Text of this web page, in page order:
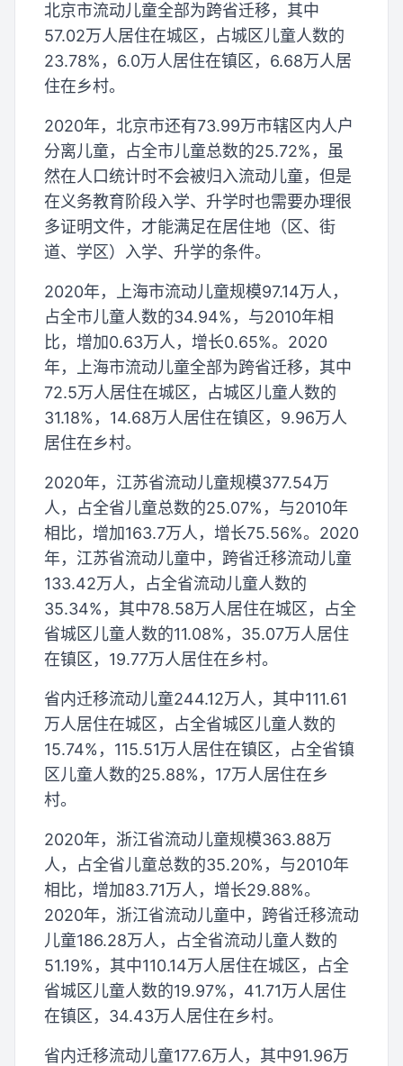
北京市流动儿童全部为跨省迁移，其中
57.02万人居住在城区，占城区儿童人数的
23.78%，6.0万人居住在镇区，6.68万人居
住在乡村。
2020年，北京市还有73.99万市辖区内人户
分离儿童，占全市儿童总数的25.72%，虽
然在人口统计时不会被归入流动儿童，但是
在义务教育阶段入学、升学时也需要办理很
多证明文件，才能满足在居住地（区、街
道、学区）入学、升学的条件。
2020年，上海市流动儿童规模97.14万人，
占全市儿童人数的34.94%，与2010年相
比，增加0.63万人，增长0.65%。2020
年，上海市流动儿童全部为跨省迁移，其中
72.5万人居住在城区，占城区儿童人数的
31.18%，14.68万人居住在镇区，9.96万人
居住在乡村。
2020年，江苏省流动儿童规模377.54万
人，占全省儿童总数的25.07%，与2010年
相比，增加163.7万人，增长75.56%。2020
年，江苏省流动儿童中，跨省迁移流动儿童
133.42万人，占全省流动儿童人数的
35.34%，其中78.58万人居住在城区，占全
省城区儿童人数的11.08%，35.07万人居住
在镇区，19.77万人居住在乡村。
省内迁移流动儿童244.12万人，其中111.61
万人居住在城区，占全省城区儿童人数的
15.74%，115.51万人居住在镇区，占全省镇
区儿童人数的25.88%，17万人居住在乡
村。
2020年，浙江省流动儿童规模363.88万
人，占全省儿童总数的35.20%，与2010年
相比，增加83.71万人，增长29.88%。
2020年，浙江省流动儿童中，跨省迁移流动
儿童186.28万人，占全省流动儿童人数的
51.19%，其中110.14万人居住在城区，占全
省城区儿童人数的19.97%，41.71万人居住
在镇区，34.43万人居住在乡村。
省内迁移流动儿童177.6万人，其中91.96万